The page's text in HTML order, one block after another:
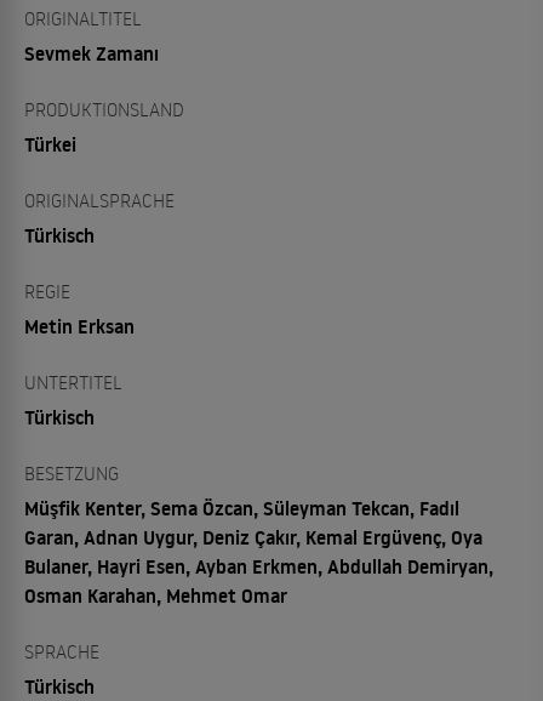
ORIGINALTITEL
Sevmek Zamanı
PRODUKTIONSLAND
Türkei
ORIGINALSPRACHE
Türkisch
REGIE
Metin Erksan
UNTERTITEL
Türkisch
BESETZUNG
Müşfik Kenter, Sema Özcan, Süleyman Tekcan, Fadıl
Garan, Adnan Uygur, Deniz Çakır, Kemal Ergüvenç, Oya
Bulaner, Hayri Esen, Ayban Erkmen, Abdullah Demiryan,
Osman Karahan, Mehmet Omar
SPRACHE
Türkisch